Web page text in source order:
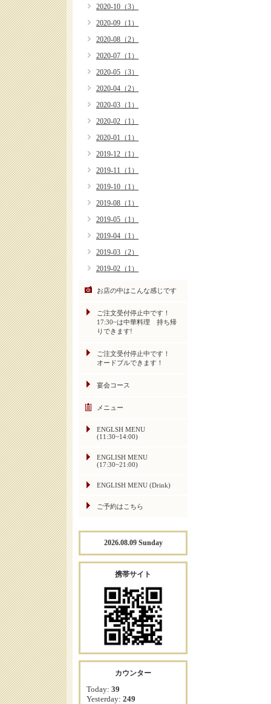
2020-10（3）
2020-09（1）
2020-08（2）
2020-07（1）
2020-05（3）
2020-04（2）
2020-03（1）
2020-02（1）
2020-01（1）
2019-12（1）
2019-11（1）
2019-10（1）
2019-08（1）
2019-05（1）
2019-04（1）
2019-03（2）
2019-02（1）
お店の中はこんな感じです
ご注文受付停止中です！
17:30~は中華料理 持ち帰
りできます!
ご注文受付停止中です！
オードブルできます！
宴会コース
メニュー
ENGLSH MENU
(11:30~14:00)
ENGLISH MENU
(17:30~21:00)
ENGLISH MENU (Drink)
ご予約はこちら
2026.08.09 Sunday
携帯サイト
カウンター
Today: 39
Yesterday: 249